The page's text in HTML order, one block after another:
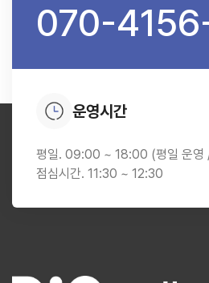
070-
운영시간
평일. 09:00 ~ 18:00 (평일 운영
점심시간. 11:30 ~ 12:30